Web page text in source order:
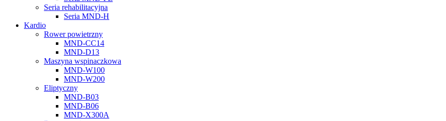
Seria rehabilitacyjna
Seria MND-H
Kardio
Rower powietrzny
MND-CC14
MND-D13
Maszyna wspinaczkowa
MND-W100
MND-W200
Eliptyczny
MND-B03
MND-B06
MND-X300A